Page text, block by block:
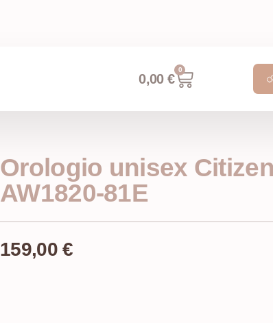
0,00 €
0
Orologio unisex
AW1820-81E
159,00€